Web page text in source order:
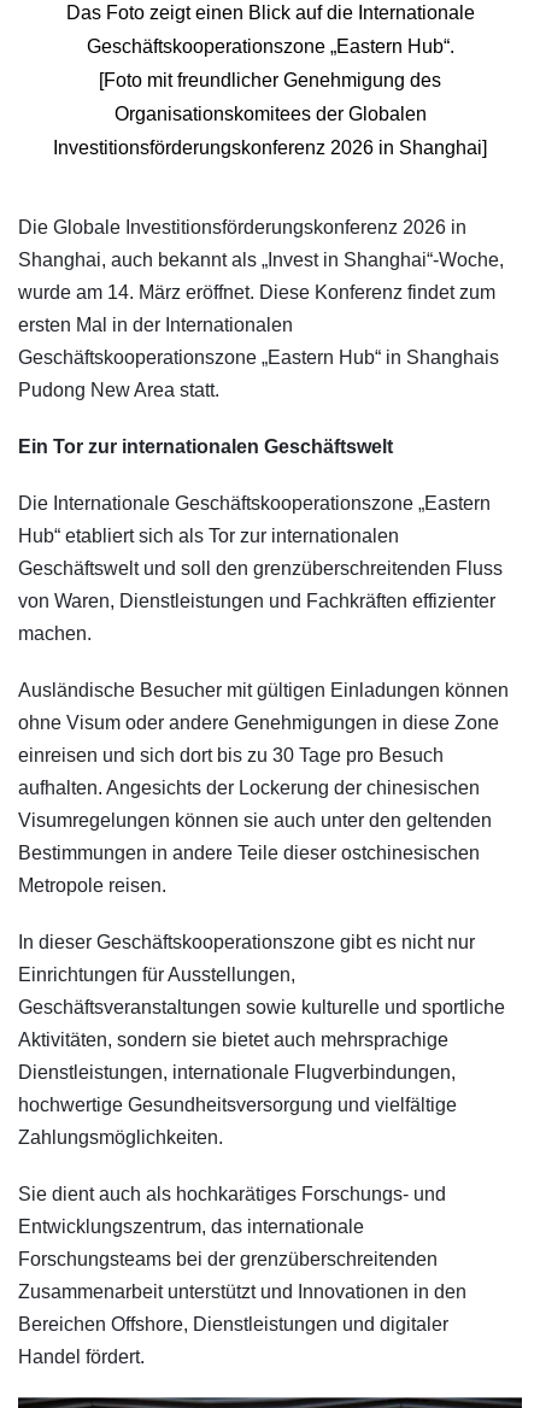
Das Foto zeigt einen Blick auf die Internationale
Geschäftskooperationszone „Eastern Hub“.
[Foto mit freundlicher Genehmigung des
Organisationskomitees der Globalen
Investitionsförderungskonferenz 2026 in Shanghai]
​Die Globale Investitionsförderungskonferenz 2026 in
Shanghai, auch bekannt als „Invest in Shanghai“-Woche,
wurde am 14. März eröffnet. Diese Konferenz findet zum
ersten Mal in der Internationalen
Geschäftskooperationszone „Eastern Hub“ in Shanghais
Pudong New Area statt.
Ein Tor zur internationalen Geschäftswelt
Die Internationale Geschäftskooperationszone „Eastern
Hub“ etabliert sich als Tor zur internationalen
Geschäftswelt und soll den grenzüberschreitenden Fluss
von Waren, Dienstleistungen und Fachkräften effizienter
machen.
Ausländische Besucher mit gültigen Einladungen können
ohne Visum oder andere Genehmigungen in diese Zone
einreisen und sich dort bis zu 30 Tage pro Besuch
aufhalten. Angesichts der Lockerung der chinesischen
Visumregelungen können sie auch unter den geltenden
Bestimmungen in andere Teile dieser ostchinesischen
Metropole reisen.
In dieser Geschäftskooperationszone gibt es nicht nur
Einrichtungen für Ausstellungen,
Geschäftsveranstaltungen sowie kulturelle und sportliche
Aktivitäten, sondern sie bietet auch mehrsprachige
Dienstleistungen, internationale Flugverbindungen,
hochwertige Gesundheitsversorgung und vielfältige
Zahlungsmöglichkeiten.
Sie dient auch als hochkarätiges Forschungs- und
Entwicklungszentrum, das internationale
Forschungsteams bei der grenzüberschreitenden
Zusammenarbeit unterstützt und Innovationen in den
Bereichen Offshore, Dienstleistungen und digitaler
Handel fördert.